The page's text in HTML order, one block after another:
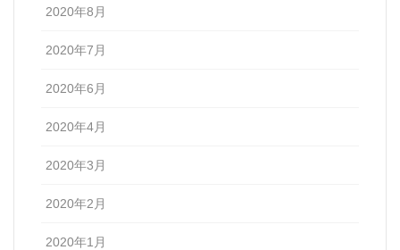
2020年8月
2020年7月
2020年6月
2020年4月
2020年3月
2020年2月
2020年1月